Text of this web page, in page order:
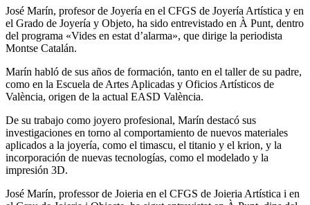
José Marín, profesor de Joyería en el CFGS de Joyería Artística y en
el Grado de Joyería y Objeto, ha sido entrevistado en À Punt, dentro
del programa «Vides en estat d’alarma», que dirige la periodista
Montse Catalán.
Marín habló de sus años de formación, tanto en el taller de su padre,
como en la Escuela de Artes Aplicadas y Oficios Artísticos de
València, origen de la actual EASD València.
De su trabajo como joyero profesional, Marín destacó sus
investigaciones en torno al comportamiento de nuevos materiales
aplicados a la joyería, como el timascu, el titanio y el krion, y la
incorporación de nuevas tecnologías, como el modelado y la
impresión 3D.
José Marín, professor de Joieria en el CFGS de Joieria Artística i en